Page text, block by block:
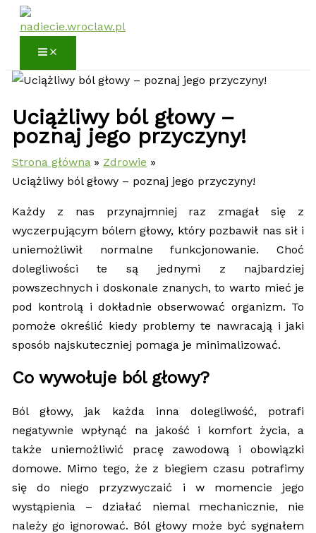
Przejdź
Uciążliwy ból głowy –
poznaj jego przyczyny!
Strona główna
Zdrowie
Uciążliwy ból głowy – poznaj jego przyczyny!
Każdy z nas przynajmniej raz zmagał się z
wyczerpującym bólem głowy, który pozbawił nas sił i
uniemożliwił normalne funkcjonowanie. Choć
dolegliwości te są jednymi z najbardziej
powszechnych i doskonale znanych, to warto mieć je
pod kontrolą i dokładnie obserwować organizm. To
pomoże określić kiedy problemy te nawracają i jaki
sposób najskuteczniej pomaga je minimalizować.
Co wywołuje ból głowy?
Ból głowy, jak każda inna dolegliwość, potrafi
negatywnie wpłynąć na jakość i komfort życia, a
także uniemożliwić pracę zawodową i obowiązki
domowe. Mimo tego, że z biegiem czasu potrafimy
się do niego przyzwyczaić i w momencie jego
wystąpienia – działać niemal mechanicznie, nie
należy go ignorować. Ból głowy może być sygnałem